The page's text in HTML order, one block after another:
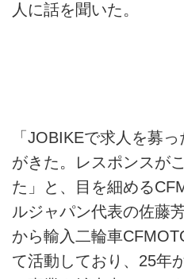
人に話を聞いた。
「JOBIKEで求人を募
がきた。レスポンスが
た」と、目を細める
ルジャパン代表の佐藤
から輸入二輪車
て活動しており、25年